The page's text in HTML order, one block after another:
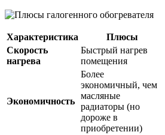
Характеристика Плюсы
Скорость
нагрева
Быстрый нагрев
помещения
Экономичность
Более
экономичный, чем
масляные
радиаторы (но
дороже в
приобретении)